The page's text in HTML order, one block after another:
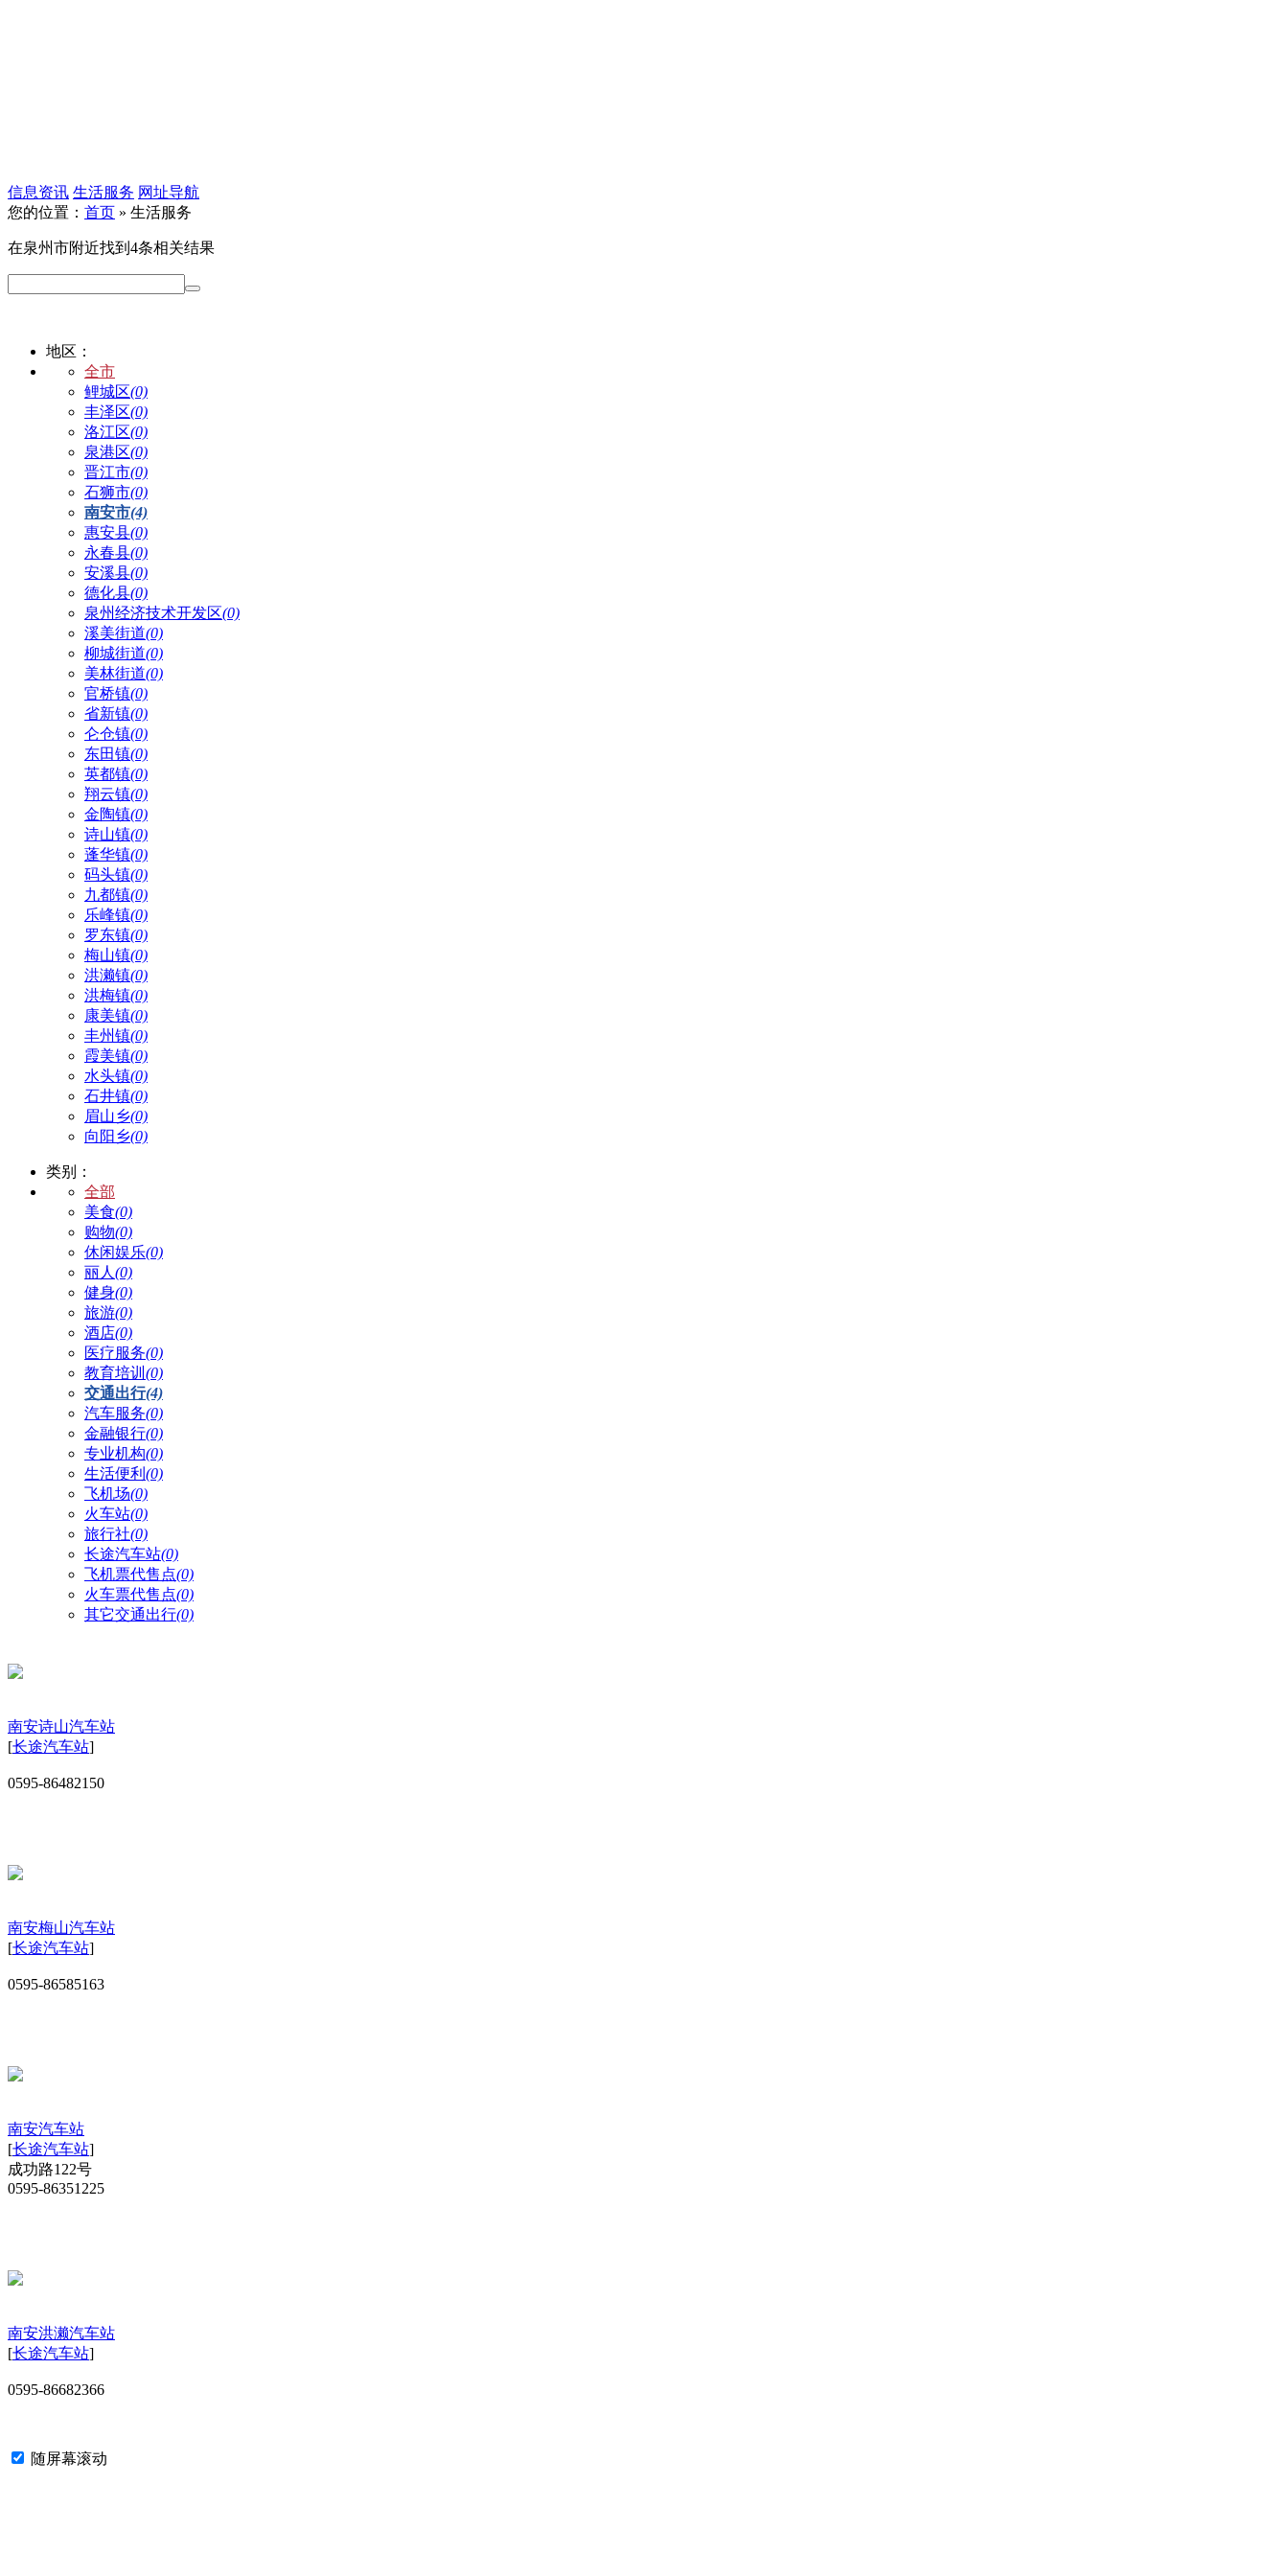
信息资讯 生活服务 网址导航
您的位置： 首页 » 生活服务
在泉州市附近找到 4条相关结果
地区：
全市
鲤城区(0)
丰泽区(0)
洛江区(0)
泉港区(0)
晋江市(0)
石狮市(0)
南安市(4)
惠安县(0)
永春县(0)
安溪县(0)
德化县(0)
泉州经济技术开发区(0)
溪美街道(0)
柳城街道(0)
美林街道(0)
官桥镇(0)
省新镇(0)
仑仓镇(0)
东田镇(0)
英都镇(0)
翔云镇(0)
金陶镇(0)
诗山镇(0)
蓬华镇(0)
码头镇(0)
九都镇(0)
乐峰镇(0)
罗东镇(0)
梅山镇(0)
洪濑镇(0)
洪梅镇(0)
康美镇(0)
丰州镇(0)
霞美镇(0)
水头镇(0)
石井镇(0)
眉山乡(0)
向阳乡(0)
类别：
全部
美食(0)
购物(0)
休闲娱乐(0)
丽人 (0)
健身(0)
旅游(0)
酒店(0)
医疗服务(0)
教育培训 (0)
交通出行(4)
汽车服务(0)
金融银行(0)
专业机构(0)
生活便利 (0)
飞机场(0)
火车站(0)
旅行社(0)
长途汽车站(0)
飞机票代售点(0)
火车票代售点(0)
其它交通出行(0)
南安诗山汽车站
[长途汽车站]
0595-86482150
南安梅山汽车站
[长途汽车站]
0595-86585163
南安汽车站
[长途汽车站]
成功路122号
0595-86351225
南安洪濑汽车站
[长途汽车站]
0595-86682366
随屏幕滚动